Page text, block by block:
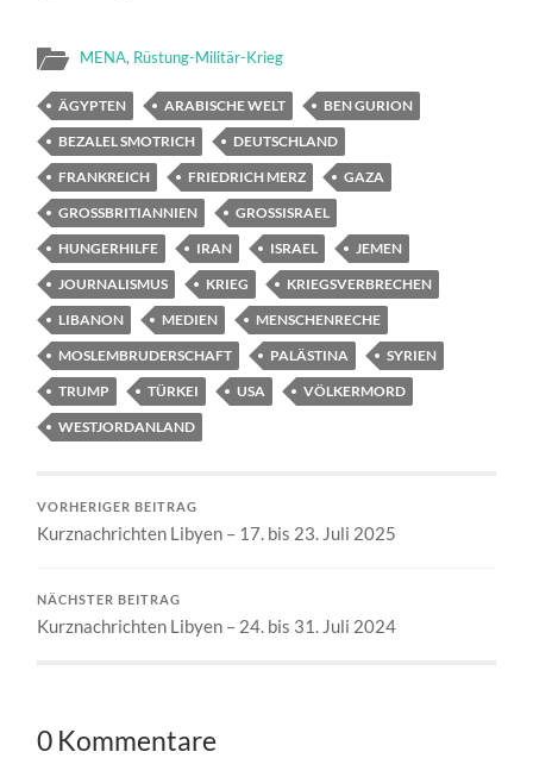
MENA, Rüstung-Militär-Krieg
ÄGYPTEN ARABISCHE WELT
BEN GURION
BEZALEL SMOTRICH
DEUTSCHLAND
FRANKREICH
FRIEDRICH MERZ
GAZA
GROSSBRITIANNIEN
GROSSISRAEL
HUNGERHILFE
IRAN ISRAEL
JEMEN
JOURNALISMUS
KRIEG
KRIEGSVERBRECHEN
LIBANON
MEDIEN
MENSCHENRECHE
MOSLEMBRUDERSCHAFT
PALÄSTINA
SYRIEN
TRUMP
TÜRKEI USA
VÖLKERMORD
WESTJORDANLAND
VORHERIGER BEITRAG
Kurznachrichten Libyen – 17. bis 23. Juli 2025
NÄCHSTER BEITRAG
Kurznachrichten Libyen – 24. bis 31. Juli 2024
0 Kommentare